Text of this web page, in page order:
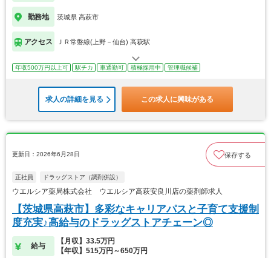
勤務地 茨城県 高萩市
アクセス ＪＲ常磐線(上野－仙台) 高萩駅
年収500万円以上可 駅チカ 車通勤可 積極採用中 管理職候補
求人の詳細を見る この求人に興味がある
更新日：2026年6月28日 保存する
正社員 ドラッグストア（調剤併設）
ウエルシア薬局株式会社 ウエルシア高萩安良川店の薬剤師求人
【茨城県高萩市】多彩なキャリアパスと子育て支援制
度充実♪高給与のドラッグストアチェーン◎
給与
【月収】33.5万円
【年収】515万円～650万円